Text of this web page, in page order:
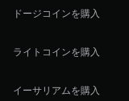
ドージコインを購入
ライトコインを購入
イーサリアムを購入